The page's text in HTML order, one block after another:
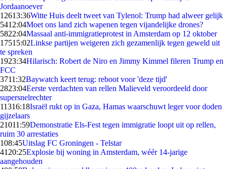
Jordaanoever
12613:36Witte Huis deelt tweet van Tylenol: Trump had alweer gelijk
5412:04Moet ons land zich wapenen tegen vijandelijke drones?
5822:04Massaal anti-immigratieprotest in Amsterdam op 12 oktober
17515:02Linkse partijen weigeren zich gezamenlijk tegen geweld uit
te spreken
1923:34Hilarisch: Robert de Niro en Jimmy Kimmel fileren Trump en
FCC
3711:32Baywatch keert terug: reboot voor 'deze tijd'
2823:04Eerste verdachten van rellen Malieveld veroordeeld door
supersnelrechter
11316:18Israël rukt op in Gaza, Hamas waarschuwt leger voor doden
gijzelaars
21011:59Demonstratie Els-Fest tegen immigratie loopt uit op rellen,
ruim 30 arrestaties
108:45Uitslag FC Groningen - Telstar
41 20:25Explosie bij woning in Amsterdam, wéér 14-jarige
aangehouden